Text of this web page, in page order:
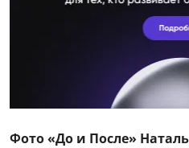
Фото «До и После»